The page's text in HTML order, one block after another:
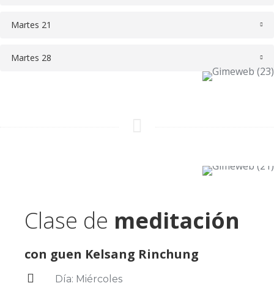
Martes 21
Martes 28
Clase de meditación
con guen Kelsang Rinchung
Día: Miércoles